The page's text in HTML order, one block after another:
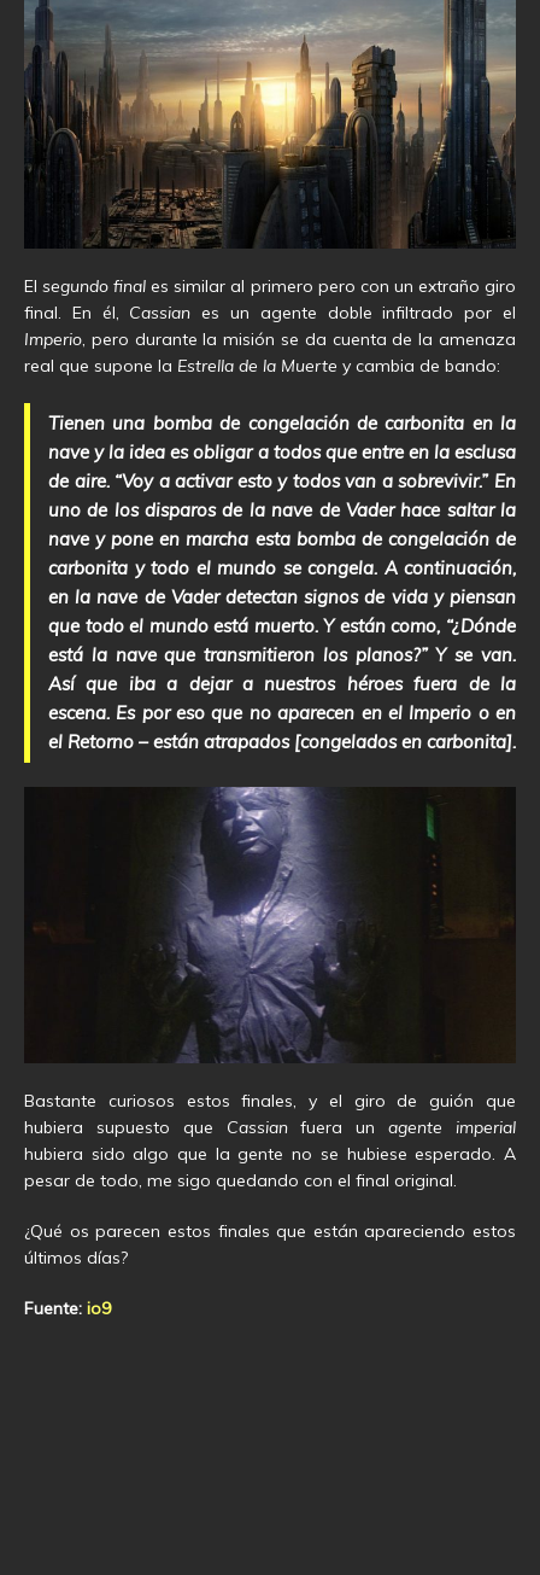
Elsegundo final es similar al primero pero con un extraño giro
final. En él, Cassian es un agente doble infiltrado por el
Imperio, pero durante la misión se da cuenta de la amenaza
real que supone la Estrella de la Muerte y cambia de bando:
Tienen una bomba de congelación de carbonita en la
nave y la idea es obligar a todos que entre en la esclusa
de aire. “Voy a activar esto y todos van a sobrevivir.” En
uno de los disparos de la nave de Vader hace saltar la
nave y pone en marcha esta bomba de congelación de
carbonita y todo el mundo se congela. A continuación,
en la nave de Vader detectan signos de vida y piensan
que todo el mundo está muerto. Y están como, “¿Dónde
está la nave que transmitieron los planos?” Y se van.
Así que iba a dejar a nuestros héroes fuera de la
escena. Es por eso que no aparecen en el Imperio o en
el Retorno – están atrapados [congelados en carbonita].
Bastante curiosos estos finales, y el giro de guión que
hubiera supuesto que Cassianfuera unagente imperial
hubiera sido algo que la gente no se hubiese esperado. A
pesar de todo, me sigo quedando con el final original.
¿Qué os parecen estos finales que están apareciendo estos
últimos días?
Fuente: io9